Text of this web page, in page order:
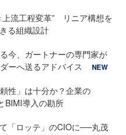
上流工程変革” リニア構想を
る組織設計
今、ガートナーの専門家が
ーへ送るアドバイス
NEW
性」は十分か？企業の
BIMI導入の勘所
「ロッテ」のCIOに──丸茂